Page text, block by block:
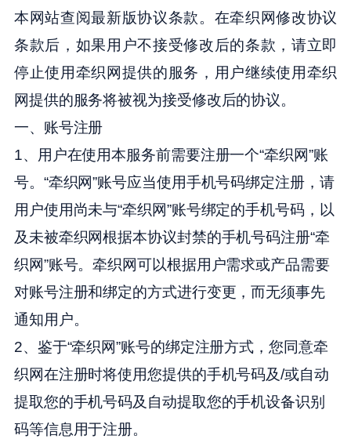
本网站查阅最新版协议条款。在牵织网修改协议
条款后，如果用户不接受修改后的条款，请立即
停止使用牵织网提供的服务，用户继续使用牵织
网提供的服务将被视为接受修改后的协议。
一、账号注册
1、用户在使用本服务前需要注册一个“牵织网”账
号。“牵织网”账号应当使用手机号码绑定注册，请
用户使用尚未与“牵织网”账号绑定的手机号码，以
及未被牵织网根据本协议封禁的手机号码注册“牵
织网”账号。牵织网可以根据用户需求或产品需要
对账号注册和绑定的方式进行变更，而无须事先
通知用户。
2、鉴于“牵织网”账号的绑定注册方式，您同意牵
织网在注册时将使用您提供的手机号码及/或自动
提取您的手机号码及自动提取您的手机设备识别
码等信息用于注册。